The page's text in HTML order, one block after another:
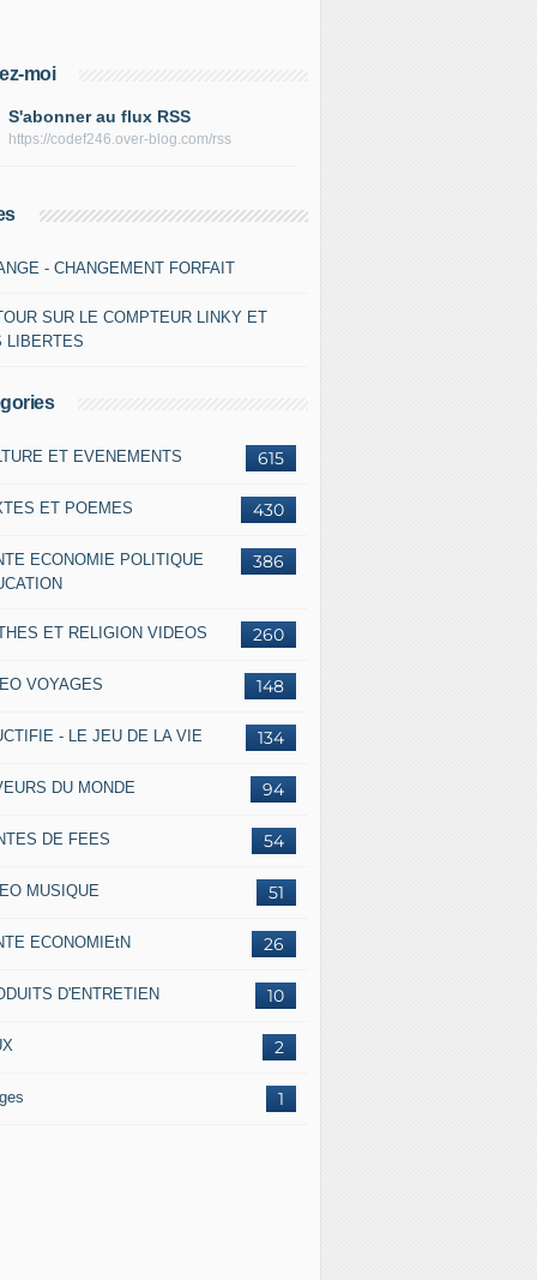
moi
S'abonner au flux RSS
https://codef246.over-blog.com/rss
- CHANGEMENT FORFAIT
SUR LE COMPTEUR LINKY ET
LIBERTES
615
ET EVENEMENTS
430
ET POEMES
386
ECONOMIE POLITIQUE
260
ET RELIGION VIDEOS
148
VOYAGES
134
- LE JEU DE LA VIE
94
DU MONDE
54
DE FEES
51
MUSIQUE
26
ECONOMIEtN
10
D'ENTRETIEN
2
1